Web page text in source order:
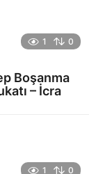
1 0
Boşanma
– İcra
1 0